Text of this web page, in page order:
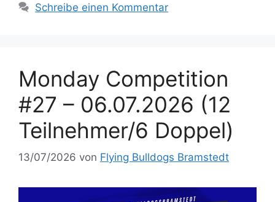
Schreibe einen Kommentar
Monday Competition
#27 – 06.07.2026 (12
Teilnehmer/6 Doppel)
13/07/2026 von Flying Bulldogs Bramstedt